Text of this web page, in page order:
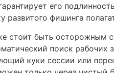
его
развитого фишинга
стоит быть осторожным
поиск рабочих
куки сессии или